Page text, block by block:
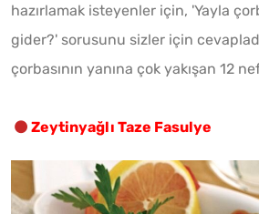
hazırlamak isteyenler için, 'Yayla
gider?' sorusunu sizler için
çorbasının yanına çok yakışan 12
Zeytinyağlı Taze Fasulye